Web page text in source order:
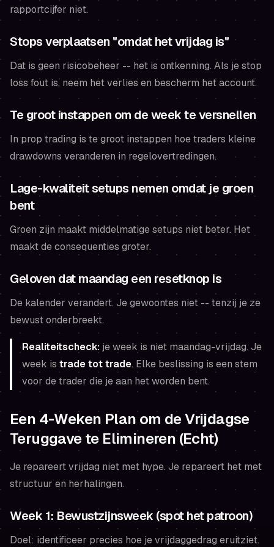
rapportcijfer niet.
Stops verplaatsen "omdat het vrijdag is"
Dat is geen risicobeheer -- het is ontkenning. Als je stop
loss fout is, neem het verlies en bescherm het account.
Te groot instappen om de week te versnellen
In prop trading is te groot instappen hoe traders kleine
drawdowns veranderen in regelovertredingen.
Lage-kwaliteit setups nemen omdat je groen
bent
Groen zijn maakt middelmatige setups niet beter. Het
maakt de consequenties groter.
Geloven dat maandag een resetknop is
De kalender verandert. Je gewoontes niet -- tenzij je ze
bewust onderbreekt.
Realiteitscheck: je week is niet maandag-vrijdag. Je
week is trade tot trade. Elke beslissing is een stem
voor de trader die je aan het worden bent.
Een 4-Weken Plan om de Vrijdagse
Teruggave te Elimineren (Echt)
Je repareert vrijdag niet met hype. Je repareert het met
structuur en herhalingen.
Week 1: Bewustzijnsweek (spot het patroon)
Doel: identificeer precies hoe je vrijdaggedrag eruitziet.